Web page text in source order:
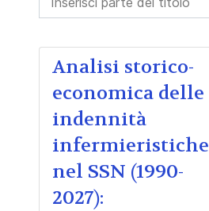
Analisi storico-
economica delle
indennità
infermieristiche
nel SSN (1990-
2027):